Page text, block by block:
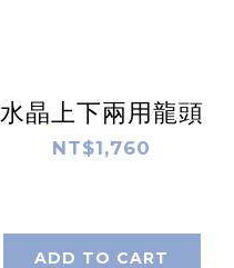
水晶上下兩用龍頭
NT$1,760
ADD TO CART